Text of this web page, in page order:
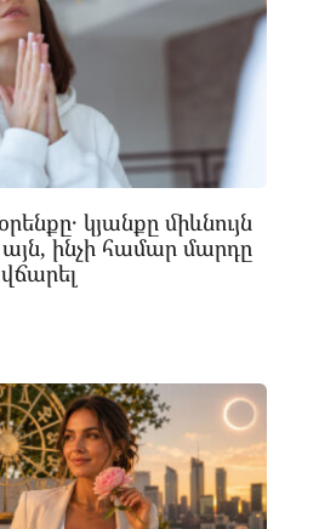
կյանքը միևնույն
այն, ինչի համար մարդը